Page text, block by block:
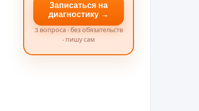
Записаться на
диагностику →
3 вопроса · без обязательств
· пишу сам